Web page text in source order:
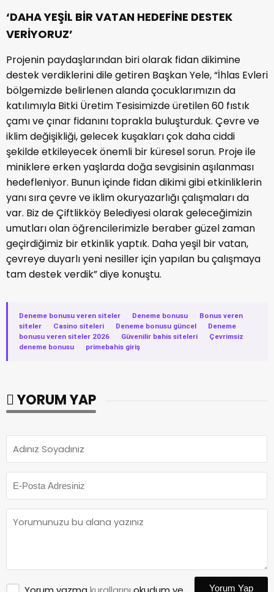
‘DAHA YEŞİL BİR VATAN HEDEFİNE DESTEK
VERİYORUZ’
Projenin paydaşlarından biri olarak fidan dikimine
destek verdiklerini dile getiren Başkan Yele, “İhlas Evleri
bölgemizde belirlenen alanda çocuklarımızın da
katılımıyla Bitki Üretim Tesisimizde üretilen 60 fıstık
çamı ve çınar fidanını toprakla buluşturduk. Çevre ve
iklim değişikliği, gelecek kuşakları çok daha ciddi
şekilde etkileyecek önemli bir küresel sorun. Proje ile
miniklere erken yaşlarda doğa sevgisinin aşılanması
hedefleniyor. Bunun içinde fidan dikimi gibi etkinliklerin
yanı sıra çevre ve iklim okuryazarlığı çalışmaları da
var. Biz de Çiftlikköy Belediyesi olarak geleceğimizin
umutları olan öğrencilerimizle beraber güzel zaman
geçirdiğimiz bir etkinlik yaptık. Daha yeşil bir vatan,
çevreye duyarlı yeni nesiller için yapılan bu çalışmaya
tam destek verdik” diye konuştu.
Deneme bonusu veren siteler · Deneme bonusu ·
Bonus veren
siteler
· Casino siteleri · Deneme bonusu güncel ·
Deneme
bonusu veren siteler 2026
· Güvenilir bahis siteleri ·
Çevrimsiz
deneme bonusu
· primebahis giriş
YORUM YAP
Yorum Yap